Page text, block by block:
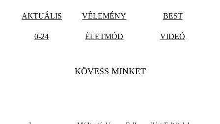
AKTUÁLIS VÉLEMÉNY BEST
0-24 ÉLETMÓD VIDEÓ
KÖVESS MINKET